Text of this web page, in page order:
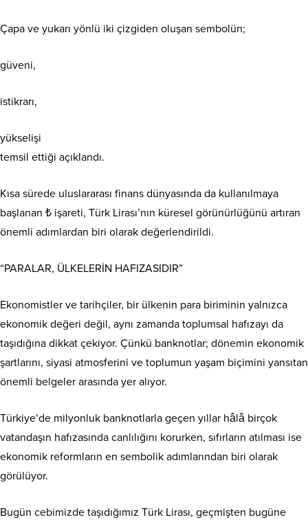
Çapa ve yukarı yönlü iki çizgiden oluşan sembolün;
güveni,
istikrarı,
yükselişi
temsil ettiği açıklandı.
Kısa sürede uluslararası finans dünyasında da kullanılmaya
başlanan ₺ işareti, Türk Lirası’nın küresel görünürlüğünü artıran
önemli adımlardan biri olarak değerlendirildi.
“PARALAR, ÜLKELERİN HAFIZASIDIR”
Ekonomistler ve tarihçiler, bir ülkenin para biriminin yalnızca
ekonomik değeri değil, aynı zamanda toplumsal hafızayı da
taşıdığına dikkat çekiyor. Çünkü banknotlar; dönemin ekonomik
şartlarını, siyasi atmosferini ve toplumun yaşam biçimini yansıtan
önemli belgeler arasında yer alıyor.
Türkiye’de milyonluk banknotlarla geçen yıllar hâlâ birçok
vatandaşın hafızasında canlılığını korurken, sıfırların atılması ise
ekonomik reformların en sembolik adımlarından biri olarak
görülüyor.
Bugün cebimizde taşıdığımız Türk Lirası, geçmişten bugüne